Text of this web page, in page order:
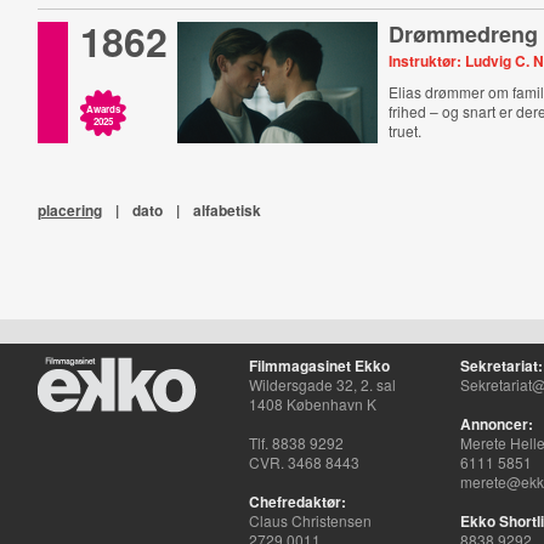
1862
Awards
2025
Drømmedreng
Instruktør: Ludvig C.
Elias drømmer om
frihed – og snart er
truet.
placering | dato | alfabetisk
Filmmagasinet Ekko
Wildersgade 32, 2. sal
1408 København K
Tlf. 8838 9292
CVR. 3468 8443
Chefredaktør:
Claus Christensen
2729 0011
Sekretariat:
Annoncer:
Merete
6111 5851
Ekko
8838 9292